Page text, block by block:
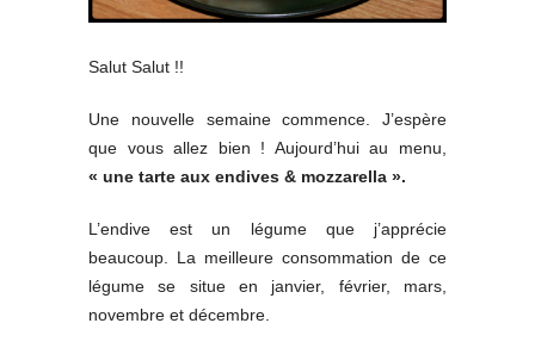
Salut Salut !!
Une nouvelle semaine commence. J’espère
que vous allez bien ! Aujourd’hui au menu,
« une tarte aux endives & mozzarella ».
L’endive est un légume que j’apprécie
beaucoup. La meilleure consommation de ce
légume se situe en janvier, février, mars,
novembre et décembre.